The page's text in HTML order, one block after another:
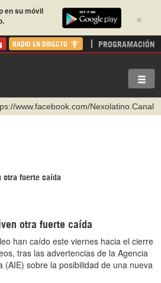
×
en su móvil
RADIO EN DIRECTO PROGRAMACIÓN
www.facebook.com/Nexolatino.Canal
urmedium.com/c/hispantv
otra fuerte caída
han caído este viernes hacia el cierre
tras las advertencias de la Agencia
(AIE) sobre la posibilidad de una nueva